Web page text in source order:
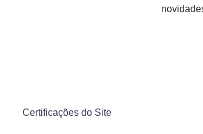
Certificações do Site